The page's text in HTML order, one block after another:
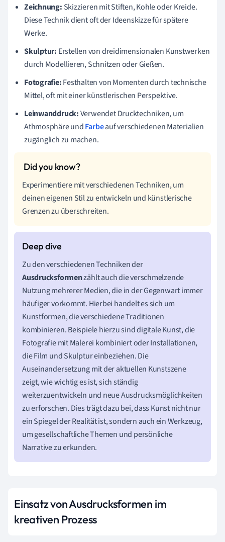
Zeichnung: Skizzieren mit Stiften, Kohle oder Kreide.
Diese Technik dient oft der Ideenskizze für spätere
Werke.
Skulptur: Erstellen von dreidimensionalen Kunstwerken
durch Modellieren, Schnitzen oder Gießen.
Fotografie:Festhalten von Momenten durch technische
Mittel, oft mit einer künstlerischen Perspektive.
Leinwanddruck:Verwendet Drucktechniken, um
Athmosphäre undFarbeauf verschiedenen Materialien
zugänglich zu machen.
Experimentiere mit verschiedenen Techniken, um
deinen eigenen Stil zu entwickeln und künstlerische
Grenzen zu überschreiten.
Zu den verschiedenen Techniken der
Ausdrucksformenzählt auch die verschmelzende
Nutzung mehrerer Medien, die in der Gegenwart immer
häufiger vorkommt. Hierbei handelt es sich um
Kunstformen, die verschiedene Traditionen
kombinieren. Beispiele hierzu sind digitale Kunst, die
Fotografie mit Malerei kombiniert oder Installationen,
die Film und Skulptur einbeziehen. Die
Auseinandersetzung mit der aktuellen Kunstszene
zeigt, wie wichtig es ist, sich ständig
weiterzuentwickeln und neue Ausdrucksmöglichkeiten
zu erforschen. Dies trägt dazu bei, dass Kunst nicht nur
ein Spiegel der Realität ist, sondern auch ein Werkzeug,
um gesellschaftliche Themen und persönliche
Narrative zu erkunden.
Einsatz von Ausdrucksformen im
kreativen Prozess